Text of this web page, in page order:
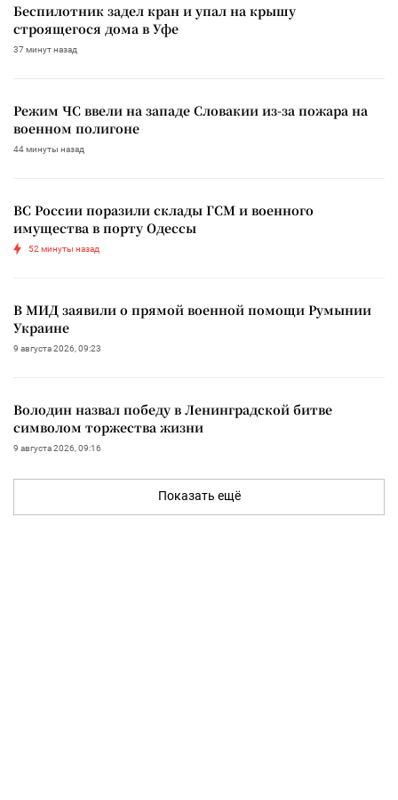
Беспилотник задел кран и упал на крышу
строящегося дома в Уфе
37 минут назад
Режим ЧС ввели на западе Словакии из-за пожара на
военном полигоне
44 минуты назад
ВС России поразили склады ГСМ и военного
имущества в порту Одессы
52 минуты назад
В МИД заявили о прямой военной помощи Румынии
Украине
9 августа 2026, 09:23
Володин назвал победу в Ленинградской битве
символом торжества жизни
9 августа 2026, 09:16
Показать ещё